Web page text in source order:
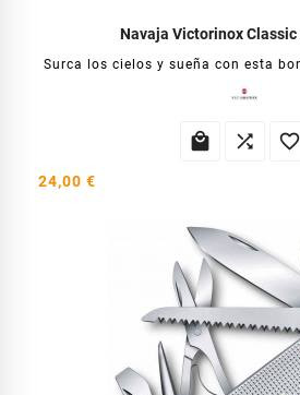
Navaja Victorinox Classic
Surca los cielos y sueña con esta
  
24,00 €